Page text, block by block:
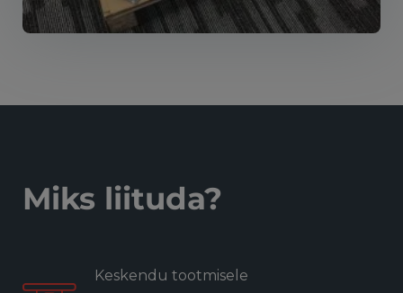
Miks liituda?
Keskendu tootmisele